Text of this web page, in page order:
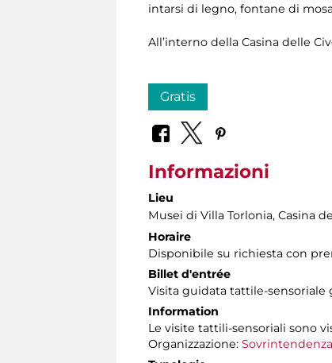
intarsi di legno, fontane di
All’interno della Casina delle
Gratis
Informazioni
Lieu
Musei di Villa Torlonia, Casina
Horaire
Disponibile su richiesta con
Billet d'entrée
Visita guidata tattile-sensoriale
Information
Le visite tattili-sensoriali sono
Organizzazione: